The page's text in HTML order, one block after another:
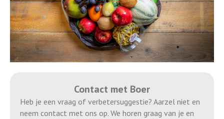
Contact met Boer
Heb je een vraag of verbetersuggestie? Aarzel niet en
neem contact met ons op. We horen graag van je en